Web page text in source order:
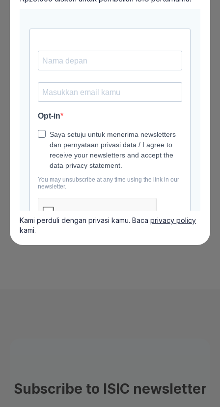
belajar dan bertanding, diselenggarakan oleh
Bagaimana cara menerapkan tips belajar dari
materi secara mendalam, belajar teratur dan
struktural, konsisten dalam belajar, serta aktif
berdiskusi.
Mengapa penting untuk mencatat poin-poin kunci
saat belajar?
Mencatat poin-poin kunci membantu kamu fokus
reviewsetelah kelas.
Apa manfaat belajar secara teratur dan
konsisten?
Belajar secara teratur dan konsisten membantu
meningkatkan pemahaman dan mengurangi stres
menjelang ujian.
Subscribe to ISIC newsletter
Kami perduli dengan privasi kamu. Baca privacy policy
kami.